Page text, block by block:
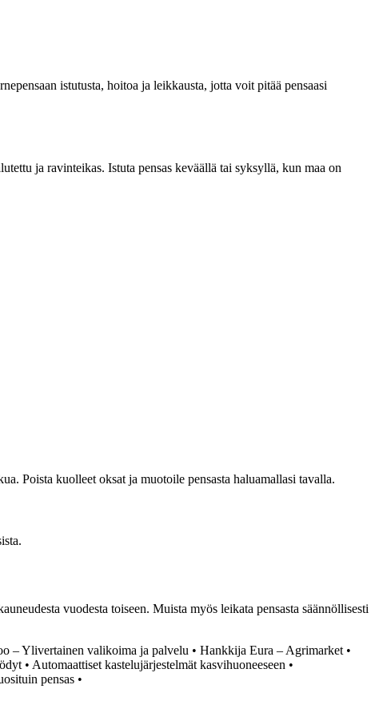
istutusta, hoitoa ja leikkausta, jotta voit pitää pensaasi
ja ravinteikas. Istuta pensas keväällä tai syksyllä, kun maa on
Poista kuolleet oksat ja muotoile pensasta haluamallasi tavalla.
vuodesta toiseen. Muista myös leikata pensasta säännöllisesti
– Ylivertainen valikoima ja palvelu • Hankkija Eura – Agrimarket •
• Automaattiset kastelujärjestelmät kasvihuoneeseen •
pensas •